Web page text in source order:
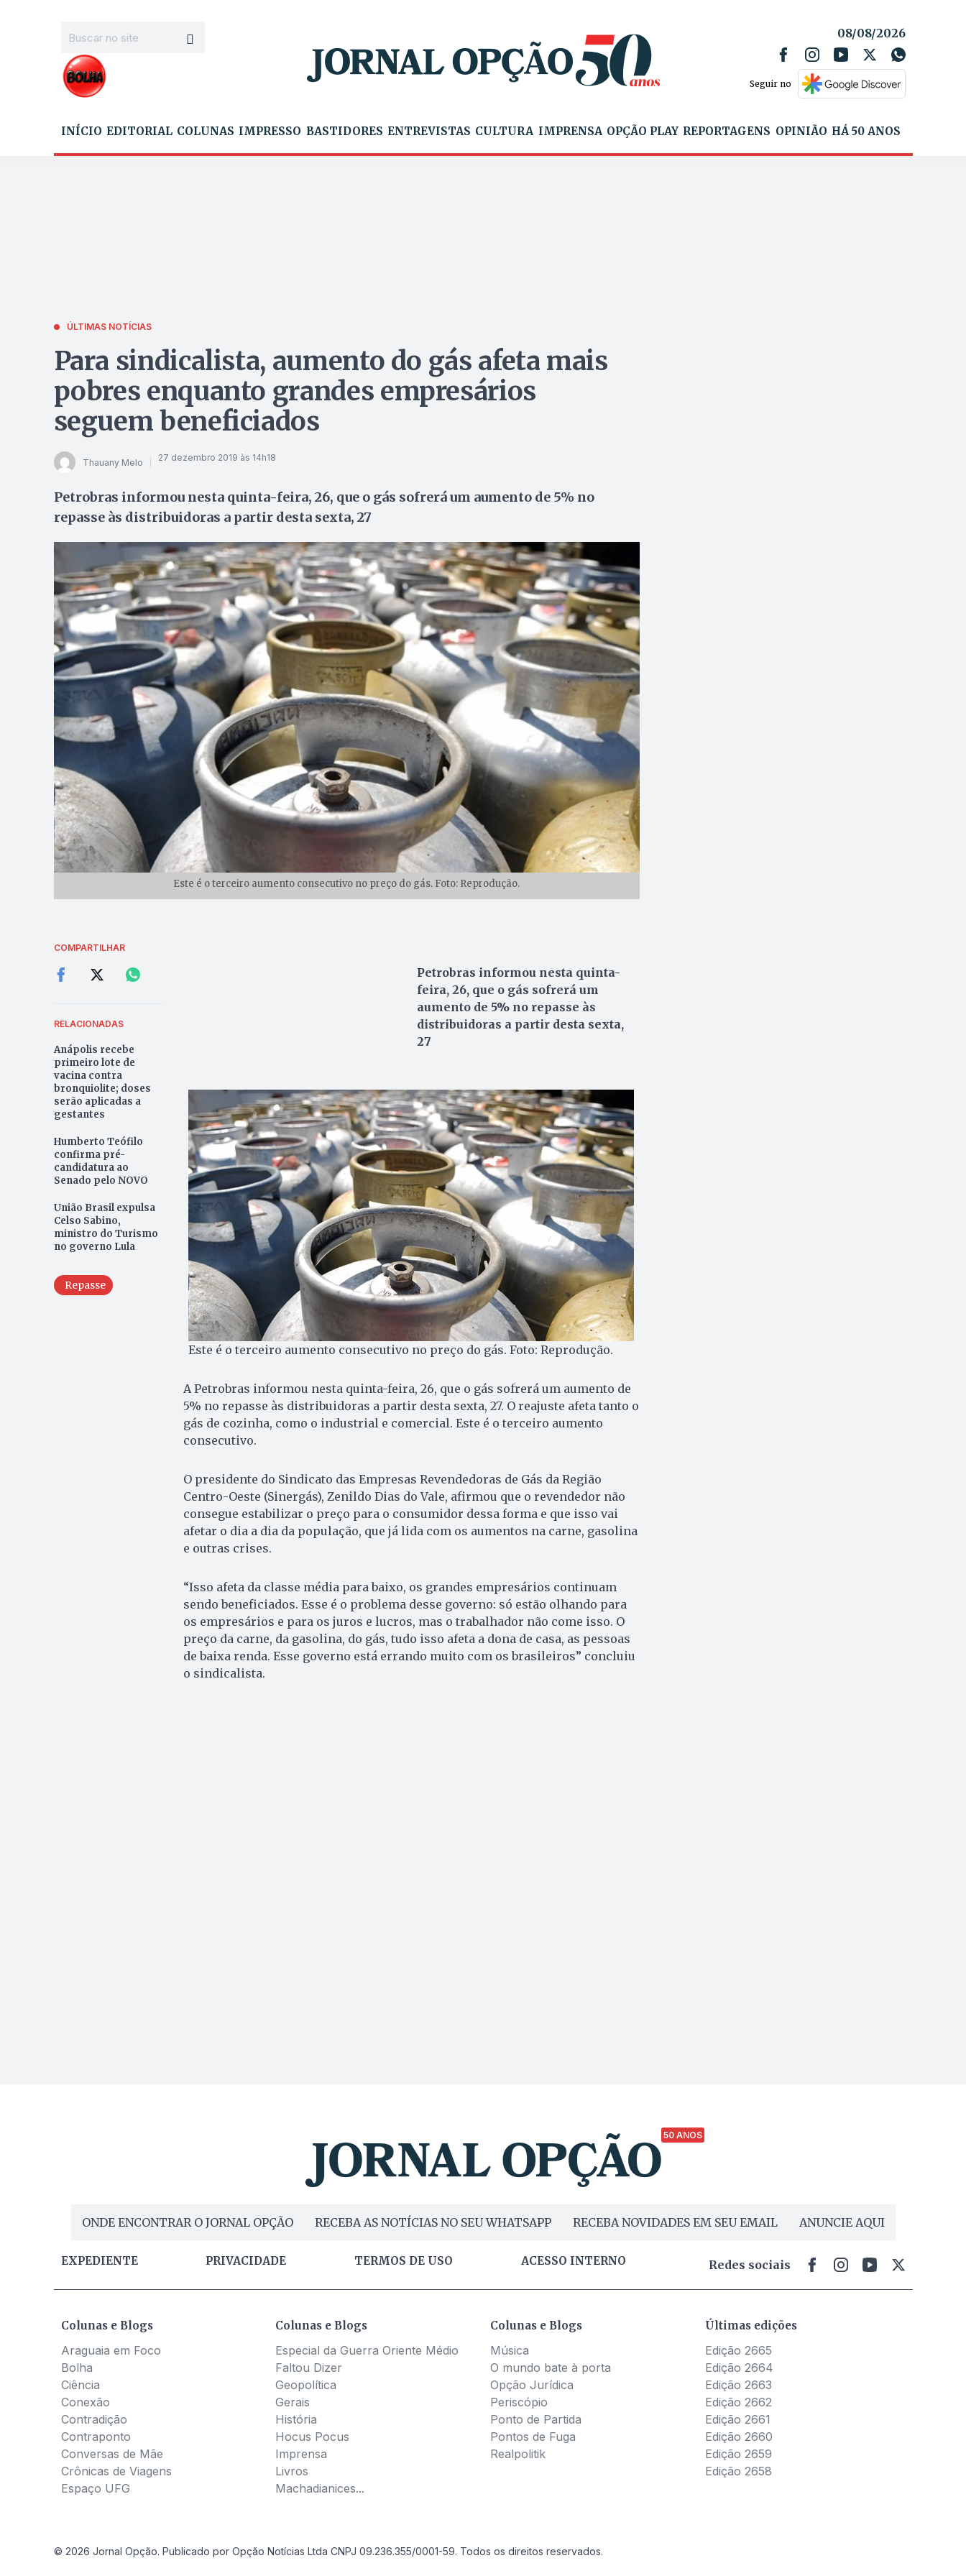
08/08/2026
Seguir no
INÍCIO EDITORIAL COLUNAS IMPRESSO BASTIDORES ENTREVISTAS CULTURA IMPRENSA OPÇÃO PLAY REPORTAGENS OPINIÃO HÁ 50 ANOS
ÚLTIMAS NOTÍCIAS
Para sindicalista, aumento do gás afeta mais
pobres enquanto grandes empresários
seguem beneficiados
Thauany Melo 27 dezembro 2019 às 14h18
Petrobras informou nesta quinta-feira, 26, que o gás sofrerá um aumento de 5% no
repasse às distribuidoras a partir desta sexta, 27
Este é o terceiro aumento consecutivo no preço do gás. Foto: Reprodução.
COMPARTILHAR
RELACIONADAS
Anápolis recebe
primeiro lote de
vacina contra
bronquiolite; doses
serão aplicadas a
gestantes
Humberto Teófilo
confirma pré-
candidatura ao
Senado pelo NOVO
União Brasil expulsa
Celso Sabino,
ministro do Turismo
no governo Lula
Repasse
Petrobras informou nesta quinta-
feira, 26, que o gás sofrerá um
aumento de 5% no repasse às
distribuidoras a partir desta sexta,
27
Este é o terceiro aumento consecutivo no preço do gás. Foto: Reprodução.
A Petrobras informou nesta quinta-feira, 26, que o gás sofrerá um aumento de
5% no repasse às distribuidoras a partir desta sexta, 27. O reajuste afeta tanto o
gás de cozinha, como o industrial e comercial. Este é o terceiro aumento
consecutivo.
O presidente do Sindicato das Empresas Revendedoras de Gás da Região
Centro-Oeste (Sinergás), Zenildo Dias do Vale, afirmou que o revendedor não
consegue estabilizar o preço para o consumidor dessa forma e que isso vai
afetar o dia a dia da população, que já lida com os aumentos na carne, gasolina
e outras crises.
“Isso afeta da classe média para baixo, os grandes empresários continuam
sendo beneficiados. Esse é o problema desse governo: só estão olhando para
os empresários e para os juros e lucros, mas o trabalhador não come isso. O
preço da carne, da gasolina, do gás, tudo isso afeta a dona de casa, as pessoas
de baixa renda. Esse governo está errando muito com os brasileiros” concluiu
o sindicalista.
50 ANOS
ONDE ENCONTRAR O JORNAL OPÇÃO RECEBA AS NOTÍCIAS NO SEU WHATSAPP RECEBA NOVIDADES EM SEU EMAIL ANUNCIE AQUI
EXPEDIENTE PRIVACIDADE TERMOS DE USO ACESSO INTERNO Redes sociais
Colunas e Blogs
Araguaia em Foco
Bolha
Ciência
Conexão
Contradição
Contraponto
Conversas de Mãe
Crônicas de Viagens
Espaço UFG
Colunas e Blogs
Especial da Guerra Oriente Médio
Faltou Dizer
Geopolítica
Gerais
História
Hocus Pocus
Imprensa
Livros
Machadianices...
Colunas e Blogs
Música
O mundo bate à porta
Opção Jurídica
Periscópio
Ponto de Partida
Pontos de Fuga
Realpolitik
Últimas edições
Edição 2665
Edição 2664
Edição 2663
Edição 2662
Edição 2661
Edição 2660
Edição 2659
Edição 2658
© 2026 Jornal Opção. Publicado por Opção Notícias Ltda CNPJ 09.236.355/0001-59. Todos os direitos reservados.